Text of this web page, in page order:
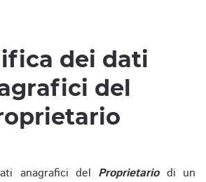
dei dati
del
anagrafici del Proprietariodi un